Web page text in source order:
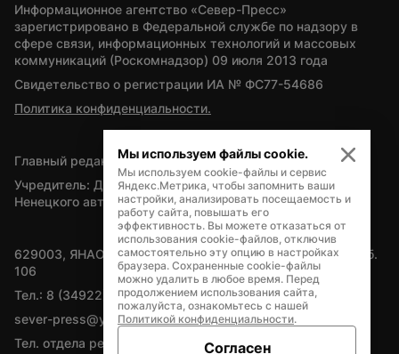
Информационное агентство «Север-Пресс»
зарегистрировано в Федеральной службе по надзору в
сфере связи, информационных технологий и массовых
коммуникаций (Роскомнадзор) 09 июля 2013 года
Свидетельство о регистрации ИА № ФС77-54686
Политика конфиденциальности.
Главный редактор — А.Л. Поздеев
Учредитель: Департамент внутренней политики Ямало-
Ненецкого автономного округа
629003, ЯНАО, Салехард, мкр. Богдана Кнунянца, д.1, каб.
106
Тел.: 8 (34922) 71262
sever-press@yamal-media.ru
Тел. отдела рекламы: 8 (34922) 42728
Мы используем файлы cookie.
Мы используем cookie-файлы и сервис
Яндекс.Метрика, чтобы запомнить ваши
настройки, анализировать посещаемость и
работу сайта, повышать его
эффективность. Вы можете отказаться от
использования cookie-файлов, отключив
самостоятельно эту опцию в настройках
браузера. Сохраненные cookie-файлы
можно удалить в любое время. Перед
продолжением использования сайта,
пожалуйста, ознакомьтесь с нашей
Политикой конфиденциальности.
Согласен